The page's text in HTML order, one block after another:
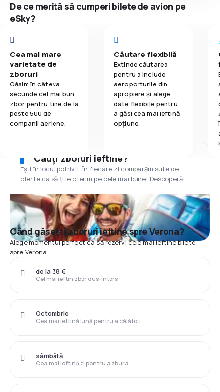
De ce merită să cumperi bilete de avion pe
eSky?
Cea mai mare
varietate de
zboruri
Găsim în câteva
secunde cel mai bun
zbor pentru tine de la
peste 500 de
companii aeriene.
Căutare flexibilă
Extinde căutarea
pentru a include
aeroporturile din
apropiere și alege
date flexibile pentru
a găsi cea mai ieftină
opțiune.
Cauți zboruri ieftine?
Ești în locul potrivit. În fiecare zi comparăm sute de
oferte ca să ți le oferim pe cele mai bune! Descoperă!
Când găsești zboruri ieftine spre Verona?
Alege momentul perfect ca să rezervi cele mai ieftine bilete
spre Verona
Cel mai ieftin zbor dus-întors
de la 38 €
Cea mai ieftină lună pentru a călători
Octombrie
Cea mai ieftină zi pentru a zbura
sâmbătă